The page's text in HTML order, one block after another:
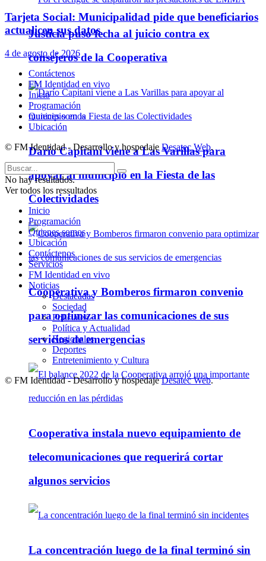
Justicia puso fecha al juicio contra ex
consejeros de la Cooperativa
Darío Capitani viene a Las Varillas para
apoyar al municipio en la Fiesta de las
Colectividades
Cooperativa y Bomberos firmaron convenio
para optimizar las comunicaciones de sus
servicios de emergencias
Cooperativa instala nuevo equipamiento de
telecomunicaciones que requerirá cortar
algunos servicios
La concentración luego de la final terminó sin
Tarjeta Social: Municipalidad pide que beneficiarios
actualicen sus datos
4 de agosto de 2026
Contáctenos
FM Identidad en vivo
Inicio
Programación
Quienes somos
Ubicación
© FM Identidad - Desarrollo y hospedaje Desatec Web.
No hay resultados.
Ver todos los ressultados
Inicio
Programación
Quienes somos
Ubicación
Contáctenos
Servicios
FM Identidad en vivo
Noticias
Destacadas
Sociedad
Policiales
Política y Actualidad
Regionales
Deportes
Entretenimiento y Cultura
© FM Identidad - Desarrollo y hospedajeDesatec Web.